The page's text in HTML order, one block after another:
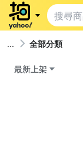
全部分類
最新上架